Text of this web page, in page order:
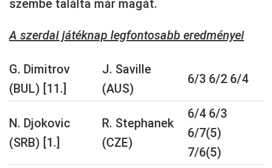
szembe találta már magát.
A szerdai játéknap legfontosabb eredményei
G. Dimitrov
(BUL) [11.]
J. Saville
(AUS)
6/3 6/2 6/4
N. Djokovic
(SRB) [1.]
R. Stephanek
(CZE)
6/4 6/3
6/7(5)
7/6(5)